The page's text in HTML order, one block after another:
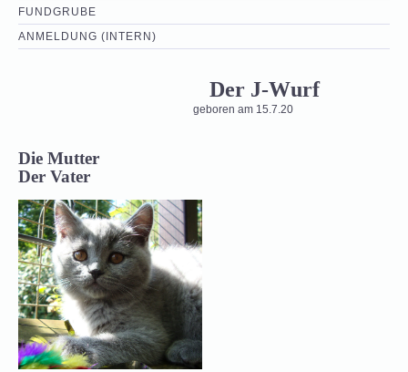
FUNDGRUBE
ANMELDUNG (INTERN)
Der J-Wurf
geboren am 15.7.20
Die Mutter
Der Vater